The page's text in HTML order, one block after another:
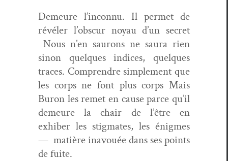
Demeure l’inconnu. Il per­met de
révéler l’ob­scur noy­au d’un secret
Nous n’en saurons ne saura rien
sinon quelques indices, quelques
traces. Com­pren­dre sim­ple­ment que
les corps ne font plus corps Mais
Buron les remet en cause parce qu’il
demeure la chair de l’être en
exhiber les stig­mates, les énigmes
— matière inavouée dans ses points
de fuite.